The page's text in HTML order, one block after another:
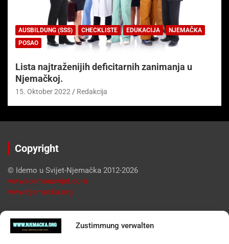
Zustimmung verwalten
AUSBILDUNG (SSS) CHECKLISTE EDUKACIJA
NJEMAČKA
POSAO
Lista najtraženijih deficitarnih zanimanja u
Njemačkoj.
15. Oktober 2022 Redakcija
Copyright
© Idemo u Svijet-Njemačka 2012-2026
www.idemousvijet.com
www.njemacka.org
Pregled